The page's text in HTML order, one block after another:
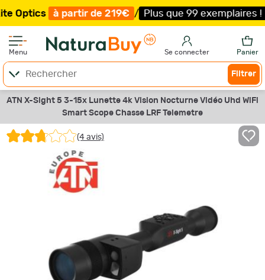
à partir de 219€ / Plus que 99 exemplaires ! /
Menu Se connecter Panier
Filtrer
ATN X-Sight 5 3-15x Lunette 4k Vision Nocturne Vidéo Uhd WiFi
Smart Scope Chasse LRF Telemetre
(4 avis)